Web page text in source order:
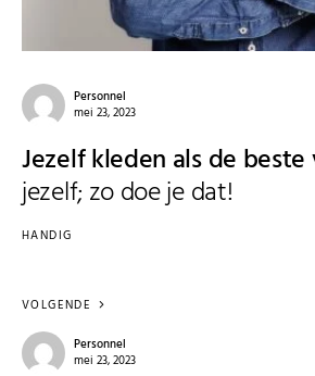
Personnel
mei 23, 2023
Jezelf kleden als de beste
jezelf; zo doe je dat!
HANDIG
VOLGENDE
Personnel
mei 23, 2023